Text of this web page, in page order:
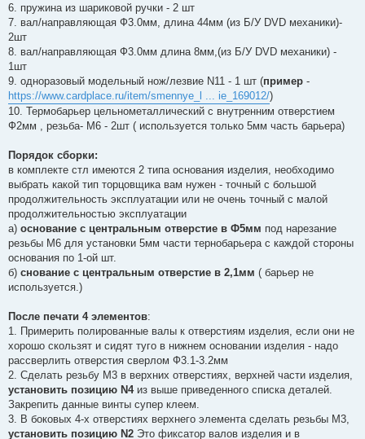
с
о
б
щ
н
и
6. пружина из шариковой ручки - 2 шт
7. вал/направляющая Ф3.0мм, длина 44мм (из Б/У DVD механики)-
2шт
8. вал/направляющая Ф3.0мм длина 8мм,(из Б/У DVD механики) -
1шт
9. одноразовый модельный нoж/лезвие N11 - 1 шт (пример -
https://www.cardplace.ru/item/smennye_l ... ie_169012/)
10. Термобарьер цельнометаллический с внутренним отверстием
Ф2мм , резьба- М6 - 2шт ( используется только 5мм часть барьера)
Порядок сборки:
в комплекте стл имеются 2 типа основания изделия, необходимо
выбрать какой тип торцовщика вам нужен - точный с большой
продолжительность эксплуатации или не очень точный с малой
продолжительностью эксплуатации
а) основание с центральным отверстие в Ф5мм под нарезание
резьбы М6 для установки 5мм части тернобарьера с каждой стороны
основания по 1-ой шт.
б) снование с центральным отверстие в 2,1мм ( барьер не
используется.)
После печати 4 элементов:
1. Примерить полированные валы к отверстиям изделия, если они не
хорошо скользят и сидят туго в нижнем основании изделия - надо
рассверлить отверстия сверлом Ф3.1-3.2мм
2. Сделать резьбу М3 в верхних отверстиях, верхней части изделия,
установить позицию N4 из выше приведенного списка деталей.
Закрепить данные винты супер клеем.
3. В боковых 4-х отверстиях верхнего элемента сделать резьбы М3,
установить позицию N2 Это фиксатор валов изделия и в